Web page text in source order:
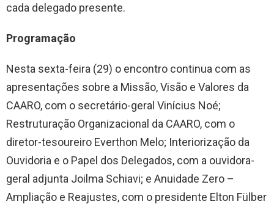
cada delegado presente.
Programação
Nesta sexta-feira (29) o encontro continua com as
apresentações sobre a Missão, Visão e Valores da
CAARO, com o secretário-geral Vinícius Noé;
Restruturação Organizacional da CAARO, com o
diretor-tesoureiro Everthon Melo; Interiorização da
Ouvidoria e o Papel dos Delegados, com a ouvidora-
geral adjunta Joilma Schiavi; e Anuidade Zero –
Ampliação e Reajustes, com o presidente Elton Fülber